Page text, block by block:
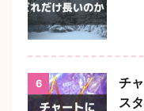
6
チ
ス